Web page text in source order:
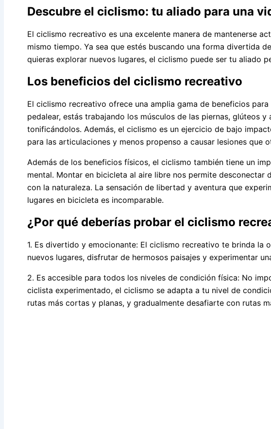
Descubre el ciclismo: tu aliado para una
El ciclismo recreativo es una excelente manera de mantenerse
mismo tiempo. Ya sea que estés buscando una forma divertida
quieras explorar nuevos lugares, el ciclismo puede ser tu aliado
Los beneficios del ciclismo recreativo
El ciclismo recreativo ofrece una amplia gama de beneficios
pedalear, estás trabajando los músculos de las piernas, glúteos
tonificándolos. Además, el ciclismo es un ejercicio de bajo
para las articulaciones y menos propenso a causar lesiones que
Además de los beneficios físicos, el ciclismo también tiene un
mental. Montar en bicicleta al aire libre nos permite desconectar
con la naturaleza. La sensación de libertad y aventura que
lugares en bicicleta es incomparable.
¿Por qué deberías probar el ciclismo
1. Es divertido y emocionante: El ciclismo recreativo te brinda la
nuevos lugares, disfrutar de hermosos paisajes y experimentar
2. Es accesible para todos los niveles de condición física: No
ciclista experimentado, el ciclismo se adapta a tu nivel de
rutas más cortas y planas, y gradualmente desafiarte con rutas